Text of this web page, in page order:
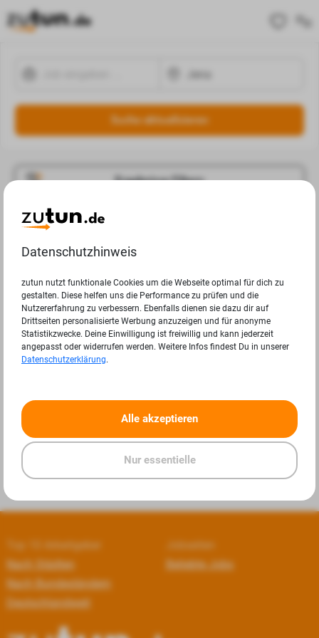
Suche aktualisieren
Ergebnisse Filtern
Jobangebote
Deine Suchanfrage in Jena ergab leider keine Ergebnisse.
Top 10 Arbeitgeber
Nach Städten
Nach Bundesländern
Deutschlandweit
Jobseiten
Beliebte Jobs
Datenschutzhinweis
zutun nutzt funktionale Cookies um die Webseite optimal für dich zu
gestalten. Diese helfen uns die Performance zu prüfen und die
Nutzererfahrung zu verbessern. Ebenfalls dienen sie dazu dir auf
Drittseiten personalisierte Werbung anzuzeigen und für anonyme
Statistikzwecke. Deine Einwilligung ist freiwillig und kann jederzeit
angepasst oder widerrufen werden. Weitere Infos findest Du in unserer
Datenschutzerklärung.
Alle akzeptieren
Nur essentielle